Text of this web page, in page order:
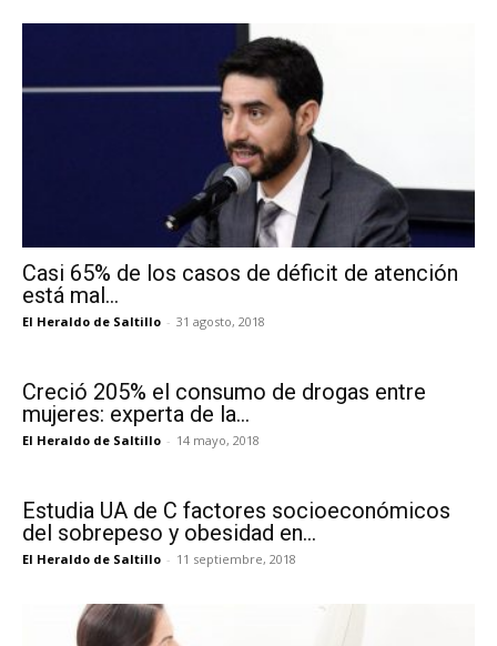
Casi 65% de los casos de déficit de atención
está mal...
El Heraldo de Saltillo - 31 agosto, 2018
Creció 205% el consumo de drogas entre
mujeres: experta de la...
El Heraldo de Saltillo - 14 mayo, 2018
Estudia UA de C factores socioeconómicos
del sobrepeso y obesidad en...
El Heraldo de Saltillo - 11 septiembre, 2018